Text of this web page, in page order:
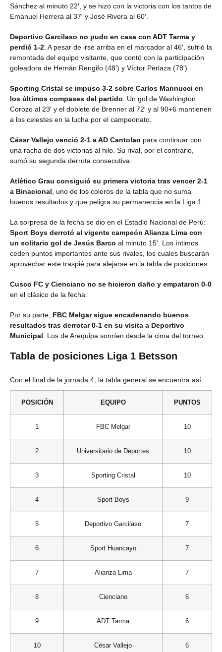
Sánchez al minuto 22′, y se hizo con la victoria con los tantos de
Emanuel Herrera al 37′ y José Rivera al 60′.
Deportivo Garcilaso no pudo en casa con ADT Tarma y
perdió 1-2 . A pesar de irse arriba en el marcador al 46′, sufrió la
remontada del equipo visitante, que contó con la participación
goleadora de Hernán Rengifo (48′) y Víctor Perlaza (78′).
Sporting Cristal se impuso 3-2 sobre Carlos Mannucci en
los últimos compases del partido . Un gol de Washington
Corozo al 23′ y el doblete de Brenner al 72′ y al 90+6 mantienen
a los celestes en la lucha por el campeonato.
César Vallejo venció 2-1 a AD Cantolao para continuar con
una racha de dos victorias al hilo. Su rival, por el contrario,
sumó su segunda derrota consecutiva.
Atlético Grau consiguió su primera victoria tras vencer 2-1
a Binacional , uno de los coleros de la tabla que no suma
buenos resultados y que peligra su permanencia en la Liga 1.
La sorpresa de la fecha se dio en el Estadio Nacional de Perú:
Sport Boys derrotó al vigente campeón Alianza Lima con
un solitario gol de Jesús Barco al minuto 15′. Los íntimos
ceden puntos importantes ante sus rivales, los cuales buscarán
aprovechar este traspié para alejarse en la tabla de posiciones.
Cusco FC y Cienciano no se hicieron daño y empataron 0-0
en el clásico de la fecha.
Por su parte, FBC Melgar sigue encadenando buenos
resultados tras derrotar 0-1 en su visita a Deportivo
Municipal . Los de Arequipa sonríen desde la cima del torneo.
Tabla de posiciones Liga 1 Betsson
Con el final de la jornada 4, la tabla general se encuentra así:
POSICIÓN EQUIPO PUNTOS
1 FBC Melgar 10
2 Universitario de Deportes 10
3 Sporting Cristal 10
4 Sport Boys 9
5 Deportivo Garcilaso 7
6 Sport Huancayo 7
7 Alianza Lima 7
8 Cienciano 6
9 ADT Tarma 6
10 César Vallejo 6